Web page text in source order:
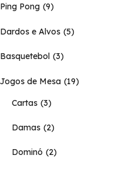
Ping Pong 9
Dardos e Alvos 5
Basquetebol 3
Jogos de Mesa 19
Cartas 3
Damas 2
Dominó 2